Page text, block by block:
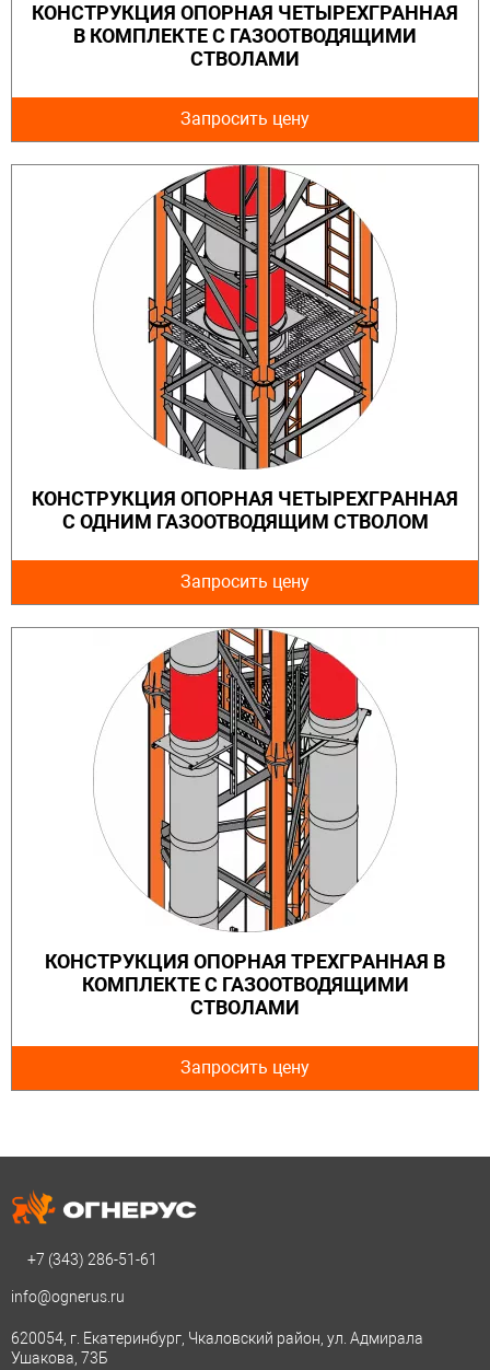
КОНСТРУКЦИЯ ОПОРНАЯ ЧЕТЫРЕХГРАННАЯ
В КОМПЛЕКТЕ С ГАЗООТВОДЯЩИМИ
СТВОЛАМИ
Запросить цену
КОНСТРУКЦИЯ ОПОРНАЯ ЧЕТЫРЕХГРАННАЯ
С ОДНИМ ГАЗООТВОДЯЩИМ СТВОЛОМ
Запросить цену
КОНСТРУКЦИЯ ОПОРНАЯ ТРЕХГРАННАЯ В
КОМПЛЕКТЕ С ГАЗООТВОДЯЩИМИ
СТВОЛАМИ
Запросить цену
+7 (343) 286-51-61
info@ognerus.ru
620054, г. Екатеринбург, Чкаловский район, ул. Адмирала
Ушакова, 73Б